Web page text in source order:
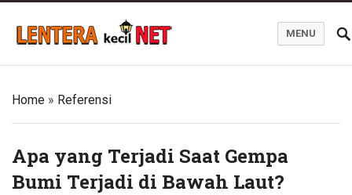
MENU
Home » Referensi
Apa yang Terjadi Saat Gempa
Bumi Terjadi di Bawah Laut?